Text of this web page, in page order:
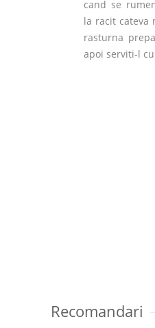
cand se
la racit cateva
rasturna
apoi serviti-l
Recomandari